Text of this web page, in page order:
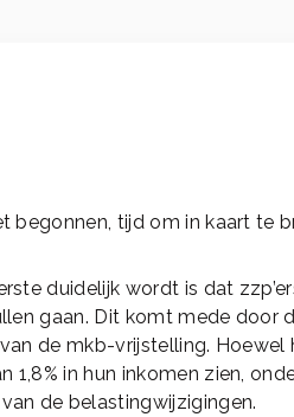
begonnen, tijd om in kaart te
duidelijk wordt is dat
gaan. Dit komt mede door
de mkb-vrijstelling. Hoewel
1,8% in hun inkomen zien,
de belastingwijzigingen.